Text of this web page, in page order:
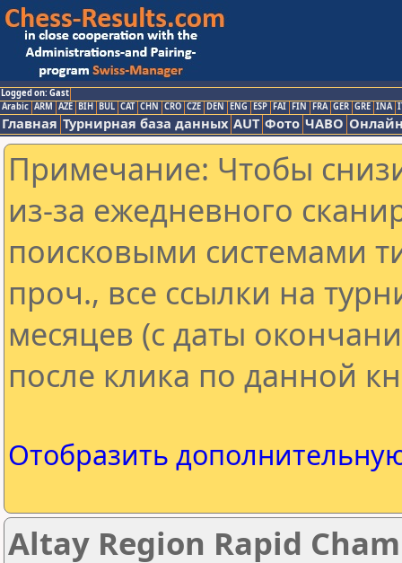
Logged on: Gast
Arabic ARM AZE BIH BUL CAT CHN CRO CZE DEN ENG ESP FAI FIN FRA GER GRE INA
Главная Турнирная база данных AUT Фото ЧАВО
Примечание: Чтобы
из-за ежедневного
поисковыми системами
проч., все ссылки на
месяцев (с даты
после клика по данной
Отобразить
Altay Region Rapid